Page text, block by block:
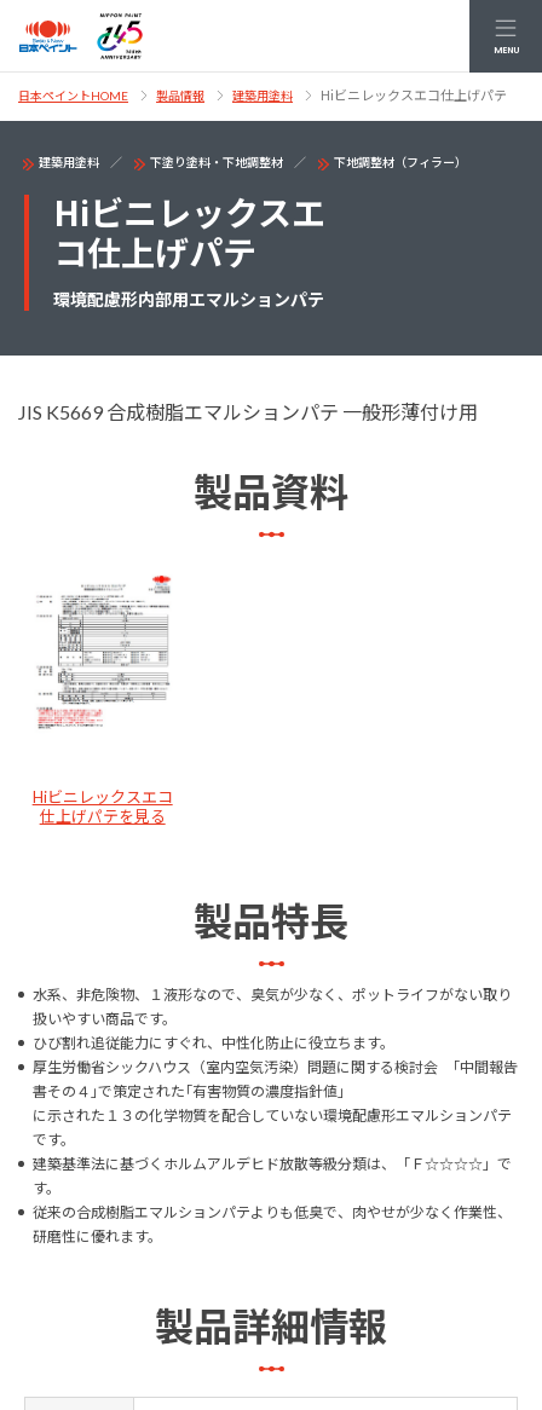
MENU
日本ペイントHOME 製品情報 建築用塗料 Hiビニレックスエコ仕上げパテ
建築用塗料 下塗り塗料・下地調整材 下地調整材（フィラー）
Hiビニレックスエ
コ仕上げパテ
環境配慮形内部用エマルションパテ
JIS K5669 合成樹脂エマルションパテ 一般形薄付け用
製品資料
Hiビニレックスエコ
仕上げパテを見る
製品特長
水系、非危険物、１液形なので、臭気が少なく、ポットライフがない取り
扱いやすい商品です。
ひび割れ追従能力にすぐれ、中性化防止に役立ちます。
厚生労働省シックハウス（室内空気汚染）問題に関する検討会 ｢中間報告
書その４｣で策定された｢有害物質の濃度指針値｣
に示された１３の化学物質を配合していない環境配慮形エマルションパテ
です。
建築基準法に基づくホルムアルデヒド放散等級分類は、「Ｆ☆☆☆☆」で
す。
従来の合成樹脂エマルションパテよりも低臭で、肉やせが少なく作業性、
研磨性に優れます。
製品詳細情報